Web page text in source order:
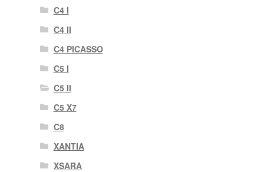
C4 I
C4 II
C4 PICASSO
C5 I
C5 II
C5 X7
C8
XANTIA
XSARA